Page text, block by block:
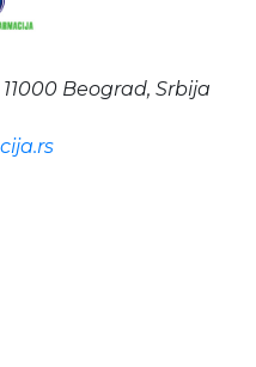
Beograd, Srbija